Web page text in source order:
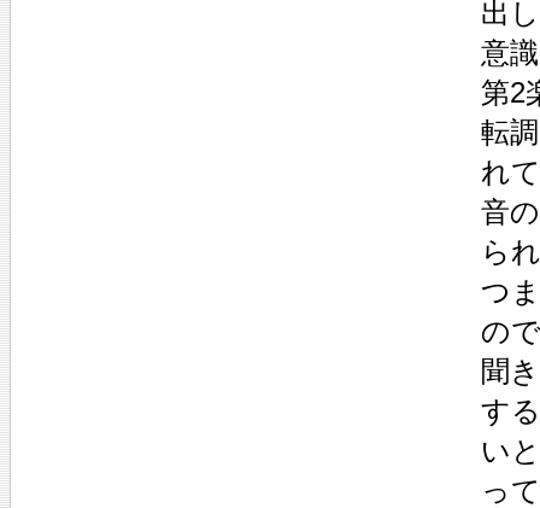
出
意
第2
転
れ
音
ら
つ
の
聞
す
い
っ